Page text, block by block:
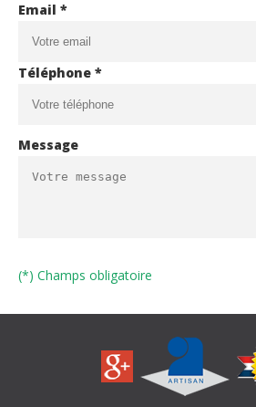
Email *
Téléphone *
Message
(*) Champs obligatoire